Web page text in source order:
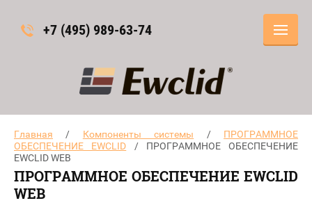
+7 (495) 989-63-74
Главная / Компоненты системы / ПРОГРАММНОЕ
ОБЕСПЕЧЕНИЕ EWCLID / ПРОГРАММНОЕ ОБЕСПЕЧЕНИЕ
EWCLID WEB
ПРОГРАММНОЕ ОБЕСПЕЧЕНИЕ EWCLID
WEB